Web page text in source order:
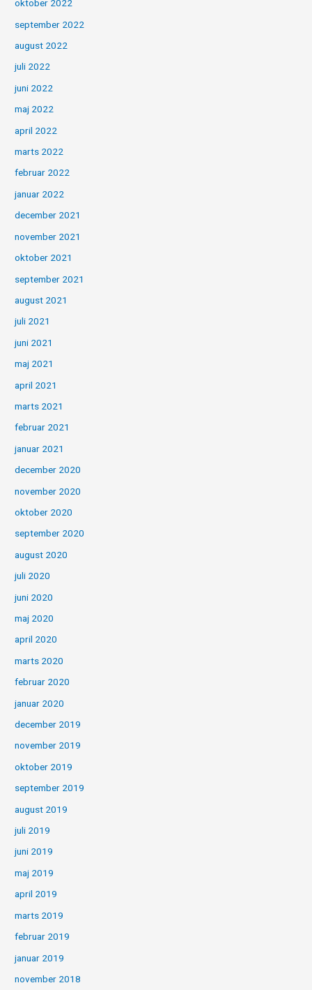
oktober 2022
september 2022
august 2022
juli 2022
juni 2022
maj 2022
april 2022
marts 2022
februar 2022
januar 2022
december 2021
november 2021
oktober 2021
september 2021
august 2021
juli 2021
juni 2021
maj 2021
april 2021
marts 2021
februar 2021
januar 2021
december 2020
november 2020
oktober 2020
september 2020
august 2020
juli 2020
juni 2020
maj 2020
april 2020
marts 2020
februar 2020
januar 2020
december 2019
november 2019
oktober 2019
september 2019
august 2019
juli 2019
juni 2019
maj 2019
april 2019
marts 2019
februar 2019
januar 2019
november 2018